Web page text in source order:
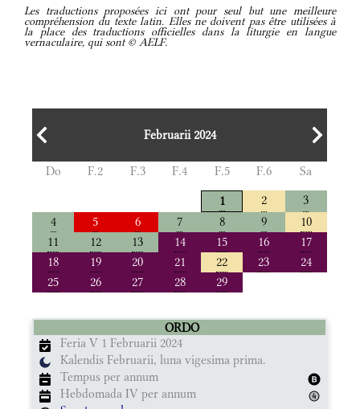
Les traductions proposées ici ont pour seul but une meilleure
compréhension du texte latin. Elles ne doivent pas être utilisées à
la place des traductions officielles dans la liturgie en langue
vernaculaire, qui sont © AELF.
Februarii 2024
Do F.2 F.3 F.4 F.5 F.6
Sa
1
2
3
4
5 6 7 8 9
10
11
12 13 14 15 16
17
18
19 20 21 22 23
24
25
26 27 28 29
ORDO
Feria V 1 Februarii 2024
Kalendis Februarii, luna vigesima prima.
Tempus per annum
Hebdomada IV per annum